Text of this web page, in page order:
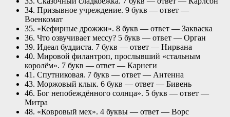
34. Призывное учреждение. 9 букв — ответ —
Военкомат
35. «Кефирные дрожжи». 8 букв — ответ — Закваска
36. Что озвучивает мессу? 5 букв — ответ — Орган
39. Идеал буддиста. 7 букв — ответ — Нирвана
40. Мировой филантроп, прослывший «стальным
королём». 7 букв — ответ — Карнеги
41. Спутниковая. 7 букв — ответ — Антенна
43. Моржовый клык. 6 букв — ответ — Бивень
46. Бог непобеждённого солнца». 5 букв — ответ —
Митра
48. «Ковровый мех». 4 буквы — ответ — Ворс